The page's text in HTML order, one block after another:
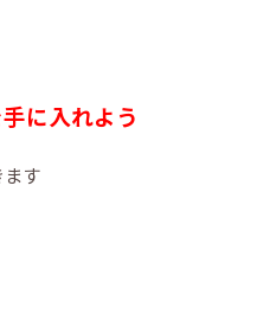
に入れよう
す